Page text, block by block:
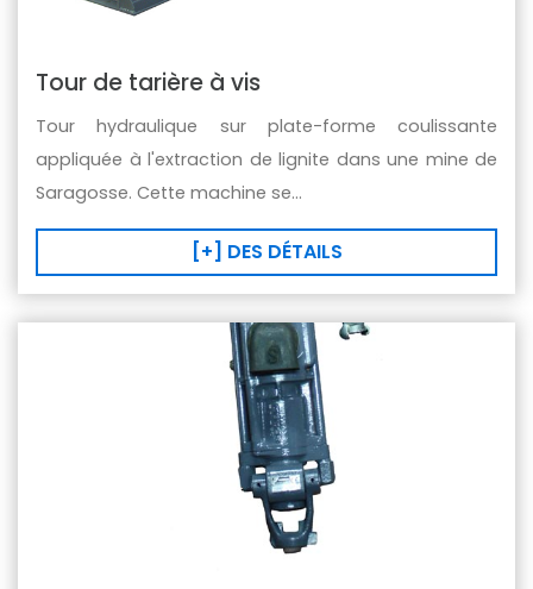
Tour de tarière à vis
Tour hydraulique sur plate-forme coulissante
appliquée à l'extraction de lignite dans une mine de
Saragosse. Cette machine se...
[+] DES DÉTAILS